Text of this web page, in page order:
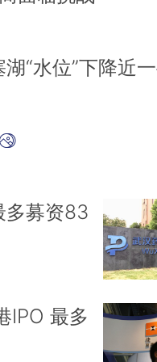
“水位”下降近
多募资83
IPO 最多